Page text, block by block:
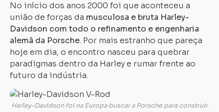
No início dos anos 2000 foi que aconteceu a
união de forças da musculosa e bruta Harley-
Davidson com todo o refinamento e engenharia
alemã da Porsche. Por mais estranho que pareça
hoje em dia, o encontro nasceu para quebrar
paradigmas dentro da Harley e rumar frente ao
futuro da indústria.
Harley-Davidson foi na Europa buscar a Porsche para construir